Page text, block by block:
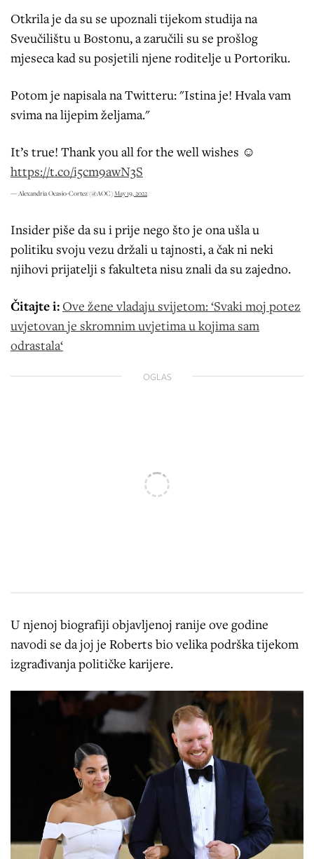
Otkrila je da su se upoznali tijekom studija na
Sveučilištu u Bostonu, a zaručili su se prošlog
mjeseca kad su posjetili njene roditelje u Portoriku.
Potom je napisala na Twitteru: "Istina je! Hvala vam
svima na lijepim željama."
It’s true! Thank you all for the well wishes ☺️
https://t.co/i5cm9awN3S
— Alexandria Ocasio-Cortez (@AOC)May 19, 2022
Insider piše da su i prije nego što je ona ušla u
politiku svoju vezu držali u tajnosti, a čak ni neki
njihovi prijatelji s fakulteta nisu znali da su zajedno.
Čitajte i: Ove žene vladaju svijetom: ‘Svaki moj potez
uvjetovan je skromnim uvjetima u kojima sam
odrastala‘
OGLAS
U njenoj biografiji objavljenoj ranije ove godine
navodi se da joj je Roberts bio velika podrška tijekom
izgrađivanja političke karijere.